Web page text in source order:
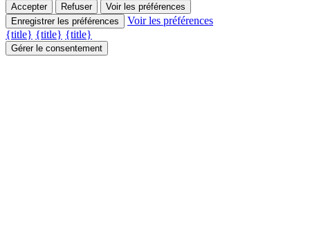
Accepter Refuser
Voir les préférences
Enregistrer les préférences
Voir les préférences
{title} {title} {title}
Gérer le consentement